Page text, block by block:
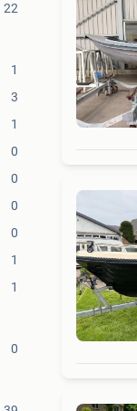
22
1
3
1
0
0
0
0
1
1
0